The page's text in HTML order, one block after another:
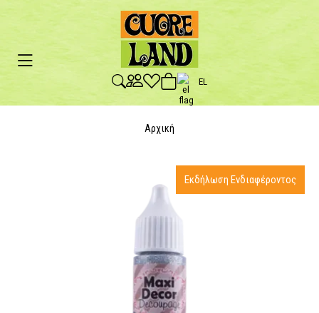
EL
Αρχική
Εκδήλωση Ενδιαφέροντος